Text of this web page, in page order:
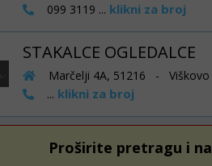
099 3119 ... klikni za broj
STAKALCE OGLEDALCE
Marčelji 4A, 51216 - Viškovo
... klikni za broj
Proširite pretragu i